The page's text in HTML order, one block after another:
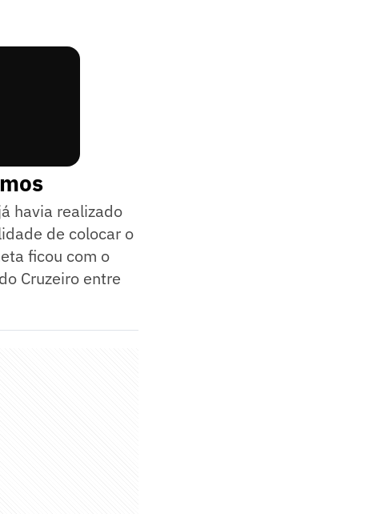
havia realizado
de colocar o
ficou com o
Cruzeiro entre